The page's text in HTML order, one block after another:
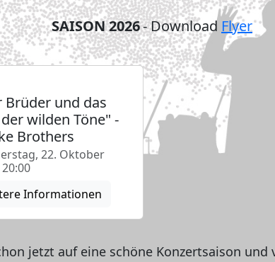
SAISON 2026- Download Flyer
Brüder und das
der wilden Töne" -
Brothers
22. Oktober
Informationen
jetzt auf eine schöne Konzertsaison und